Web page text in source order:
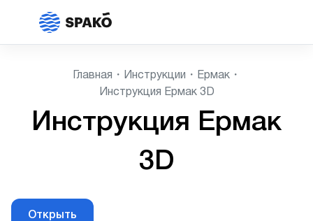
Главная Инструкции
Ермак
Инструкция Ермак 3D
Инструкция Ермак
3D
Открыть